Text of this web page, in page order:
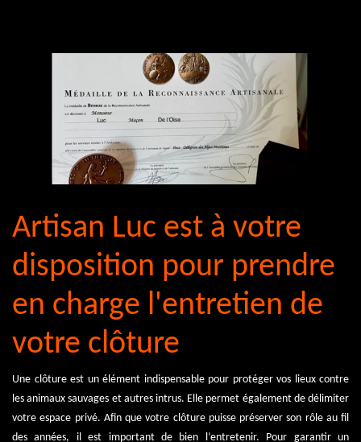
Artisan Luc est à votre
disposition pour prendre
en charge l'entretien de
votre clôture
Une clôture est un élément indispensable pour protéger vos lieux contre
les animaux sauvages et autres intrus. Elle permet également de délimiter
votre espace privé. Afin que votre clôture puisse préserver son rôle au fil
des années, il est important de bien l’entretenir. Pour garantir un